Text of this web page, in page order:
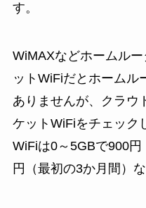
す。
WiMAXなどホームル
ットWiFiだとホームル
ありませんが、クラウ
ケットWiFiをチェック
WiFiは0～5GBで900
円（最初の3か月間）